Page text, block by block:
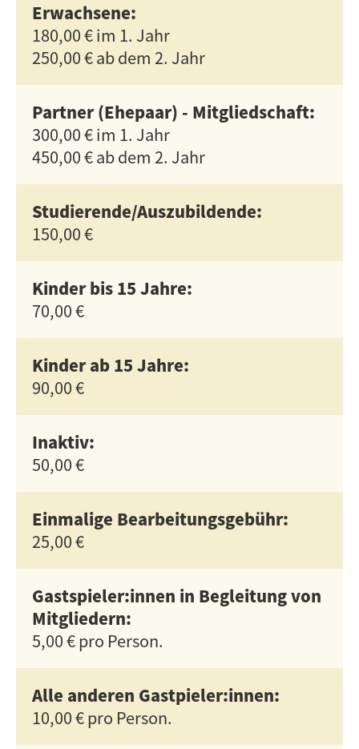
Erwachsene:
180,00 € im 1. Jahr
250,00 € ab dem 2. Jahr
Partner (Ehepaar) - Mitgliedschaft:
300,00 € im 1. Jahr
450,00 € ab dem 2. Jahr
Studierende/Auszubildende:
150,00 €
Kinder bis 15 Jahre:
70,00 €
Kinder ab 15 Jahre:
90,00 €
Inaktiv:
50,00 €
Einmalige Bearbeitungsgebühr:
25,00 €
Gastspieler:innen in Begleitung von
Mitgliedern:
5,00 € pro Person.
Alle anderen Gastpieler:innen:
10,00 € pro Person.